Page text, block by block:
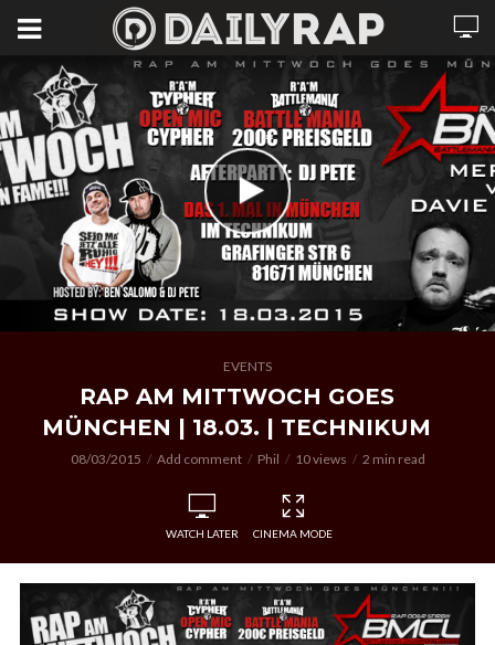
EVENTS
RAP AM MITTWOCH GOES
MÜNCHEN | 18.03. | TECHNIKUM
08/03/2015 Add comment Phil 10 views 2 min read
WATCH LATER CINEMA MODE